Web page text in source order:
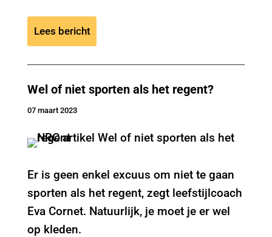
Lees bericht
Wel of niet sporten als het regent?
07 maart 2023
Er is geen enkel excuus om niet te gaan
sporten als het regent, zegt leefstijlcoach
Eva Cornet. Natuurlijk, je moet je er wel
op kleden.